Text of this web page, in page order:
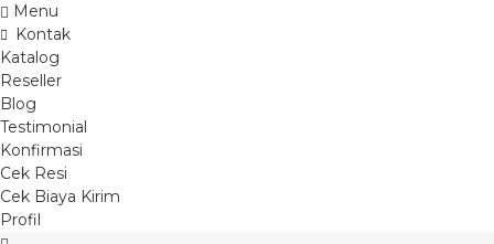
Menu
Kontak
Katalog
Reseller
Blog
Testimonial
Konfirmasi
Cek Resi
Cek Biaya Kirim
Profil